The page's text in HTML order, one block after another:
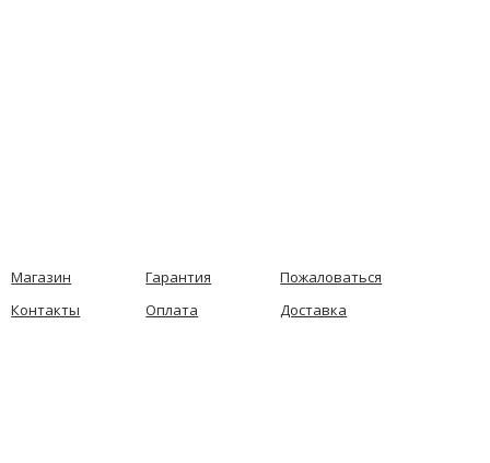
Магазин Гарантия
Пожаловаться
Контакты
Оплата Доставка